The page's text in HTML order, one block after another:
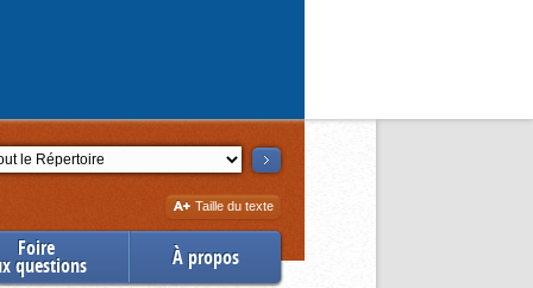
Augmenter
la
Taille du texte
Foire
questions À propos